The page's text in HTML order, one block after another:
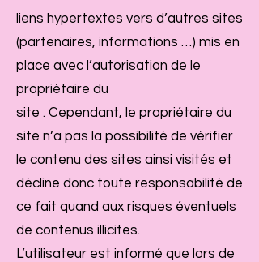
liens hypertextes vers d’autres sites
(partenaires, informations …) mis en
place avec l’autorisation de le
propriétaire du
site . Cependant, le propriétaire du
site n’a pas la possibilité de vérifier
le contenu des sites ainsi visités et
décline donc toute responsabilité de
ce fait quand aux risques éventuels
de contenus illicites.
L’utilisateur est informé que lors de